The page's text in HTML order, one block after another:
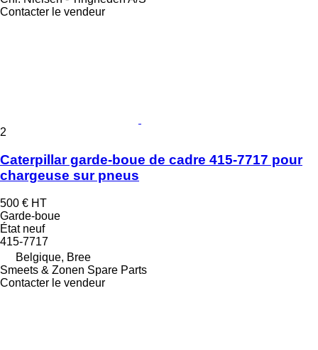
Contacter le vendeur
2
Caterpillar garde-boue de cadre 415-7717 pour
chargeuse sur pneus
500 € HT
Garde-boue
Étatneuf
415-7717
Belgique, Bree
Smeets & Zonen Spare Parts
Contacter le vendeur